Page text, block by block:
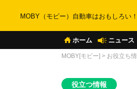
MOBY（モビー）自動車はおもしろい！
ホーム ニュース
MOBY[モビー] > お役立ち
役立つ情報